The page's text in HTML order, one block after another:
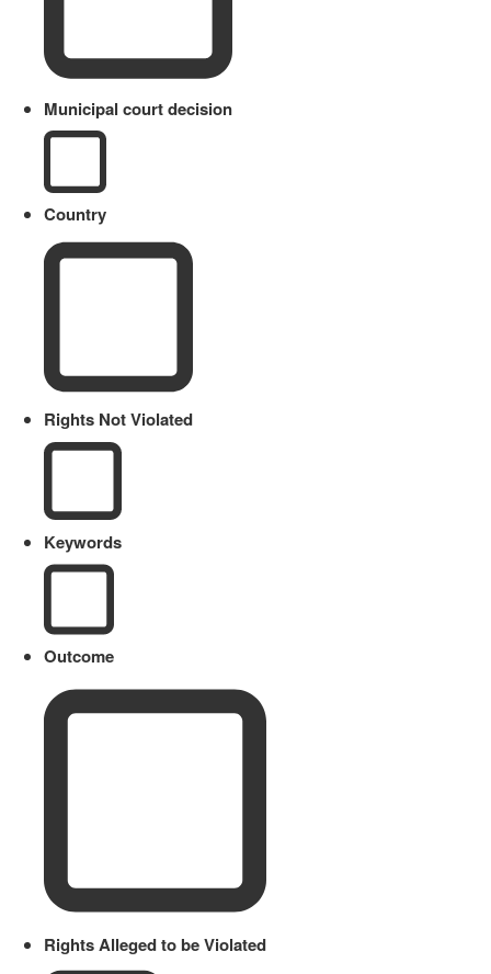
Municipal court decision
Country
Rights Not Violated
Keywords
Outcome
Rights Alleged to be Violated